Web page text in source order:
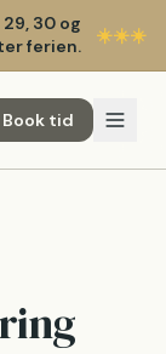
30 og
ferien.
☀️☀️☀️
Book tid